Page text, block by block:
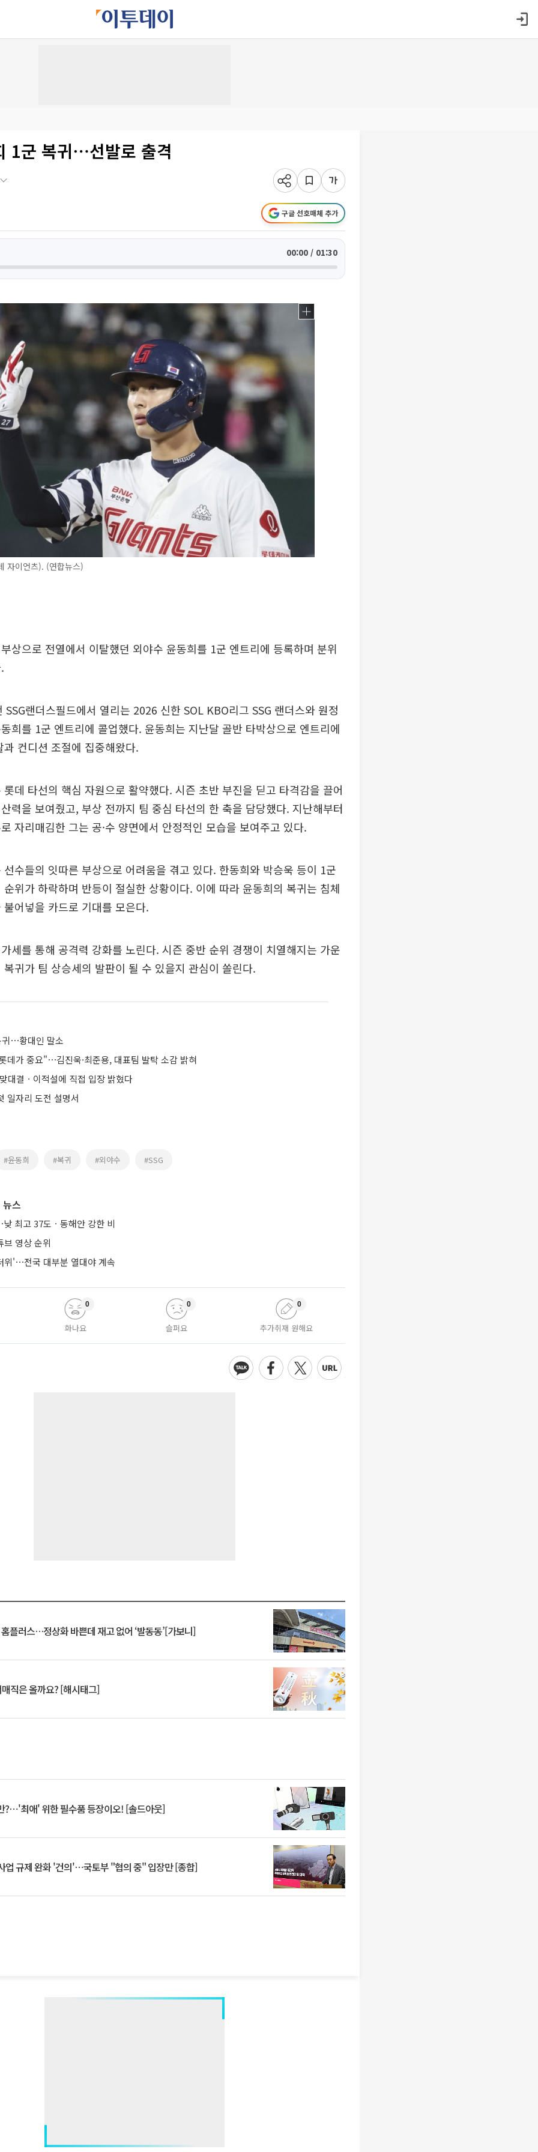
1군 복귀⋯선발로 출격
구글 선호매체 추가
00:00 / 01:30
자이언츠). (연합뉴스)
상으로 전열에서 이탈했던 외야수 윤동희를 1군 엔트리에 등록하며 분위
랜더스필드에서 열리는 2026 신한 SOL KBO리그 SSG 랜더스와 원정
희를 1군 엔트리에 콜업했다. 윤동희는 지난달 골반 타박상으로 엔트리에
컨디션 조절에 집중해왔다.
데 타선의 핵심 자원으로 활약했다. 시즌 초반 부진을 딛고 타격감을 끌어
력을 보여줬고, 부상 전까지 팀 중심 타선의 한 축을 담당했다. 지난해부터
자리매김한 그는 공·수 양면에서 안정적인 모습을 보여주고 있다.
수들의 잇따른 부상으로 어려움을 겪고 있다. 한동희와 박승욱 등이 1군
위가 하락하며 반등이 절실한 상황이다. 이에 따라 윤동희의 복귀는 침체
어넣을 카드로 기대를 모은다.
세를 통해 공격력 강화를 노린다. 시즌 중반 순위 경쟁이 치열해지는 가운
귀가 팀 상승세의 발판이 될 수 있을지 관심이 쏠린다.
⋯황대인 말소
데가 중요"⋯김진욱·최준용, 대표팀 발탁 소감 밝혀
대결ㆍ이적설에 직접 입장 밝혔다
일자리 도전 설명서
#윤동희 #복귀 #외야수 #SSG
스
최고 37도ㆍ동해안 강한 비
브 영상 순위
위'⋯전국 대부분 열대야 계속
화나요
0
슬퍼요
0
추가취재 원해요
0
플러스…정상화 바쁜데 재고 없어 ‘발동동’[가보니]
직은 올까요? [해시태그]
?⋯'최애' 위한 필수품 등장이오! [솔드아웃]
업 규제 완화 '건의'⋯국토부 "협의 중" 입장만 [종합]